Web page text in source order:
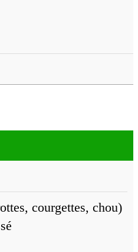
courgettes, chou)